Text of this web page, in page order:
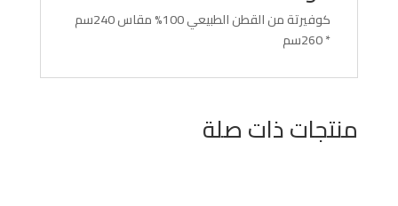
كوفيرتة من القطن الطبيعي 100% مقاس 240سم
* 260سم
منتجات ذات صلة